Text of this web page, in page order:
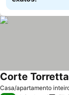
Casa/apartamento
Corte Torretta